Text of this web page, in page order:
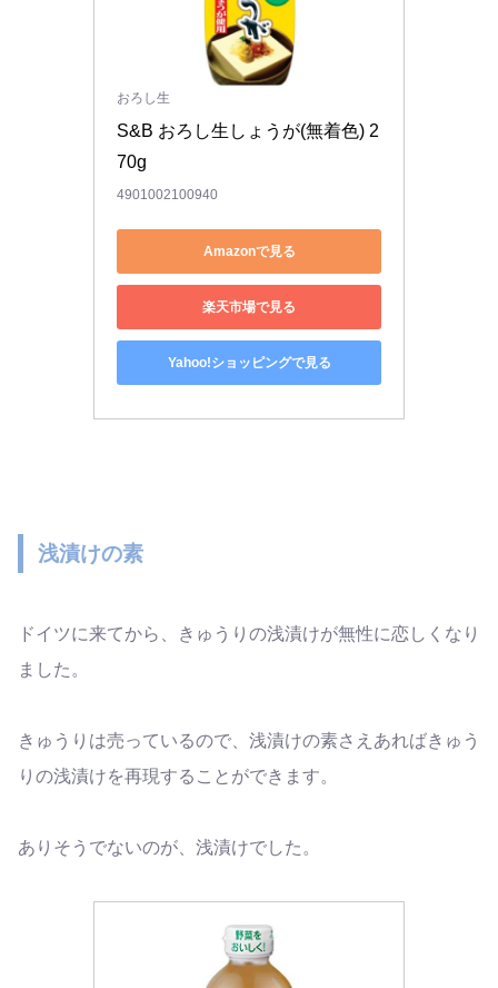
おろし生
S&B おろし生しょうが(無着色) 2
70g
4901002100940
Amazonで見る
楽天市場で見る
Yahoo!ショッピングで見る
浅漬けの素
ドイツに来てから、きゅうりの浅漬けが無性に恋しくなり
ました。
きゅうりは売っているので、浅漬けの素さえあればきゅう
りの浅漬けを再現することができます。
ありそうでないのが、浅漬けでした。